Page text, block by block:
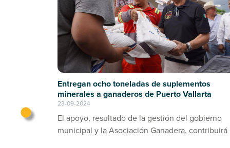
Entregan ocho toneladas de suplementos
minerales a ganaderos de Puerto Vallarta
23-09-2024
El apoyo, resultado de la gestión del gobierno
municipal y la Asociación Ganadera, contribuirá